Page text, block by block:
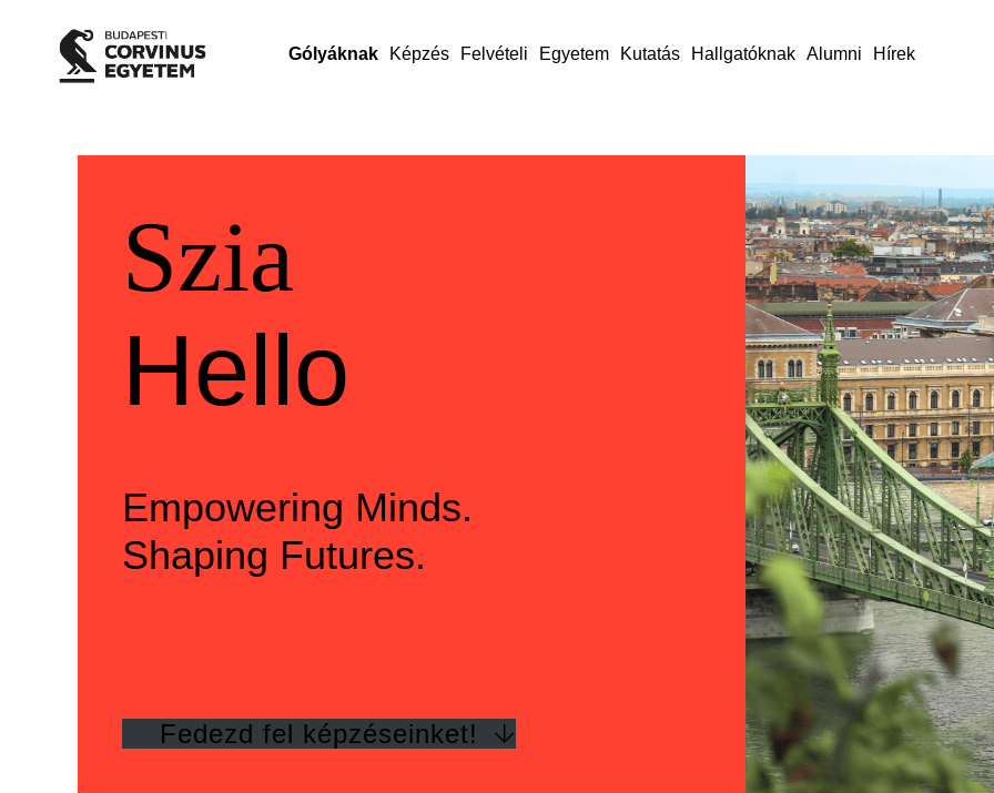
Gólyáknak Képzés Felvételi Egyetem Kutatás Hallgatóknak Alumni Hírek
Üdvözlünk
Szia
Szia
Welcome
Hello
Hello
Empowering Minds.
Shaping Futures.
Fedezd fel képzéseinket!